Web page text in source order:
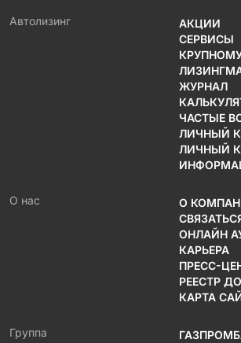
Автолизинг
АКЦИИ
СЕРВИСЫ
ЖУРНАЛ
ЧАСТЫЕ
ЛИЧНЫЙ
ЛИЧНЫЙ
О нас
О
ОНЛАЙН
КАРЬЕРА
ПРЕСС-
РЕЕСТР
КАРТА
Группа